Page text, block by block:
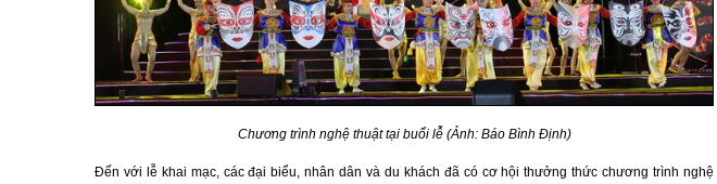
Chương trình nghệ thuật tại buổi lễ (Ảnh: Báo Bình Định)
Đến với lễ khai mạc, các đại biểu, nhân dân và du khách đã có cơ hội thưởng thức chương trình nghệ